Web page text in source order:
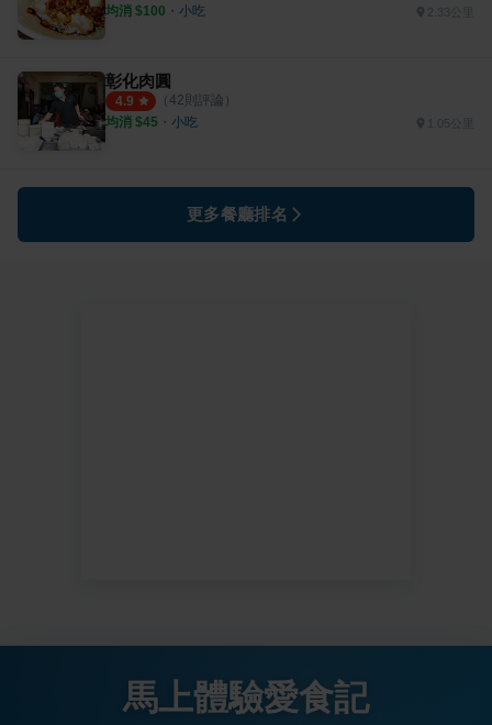
均消 $100 ・ 小吃
彰化肉圓
4.9 （ 42則評論）
均消 $45 ・ 小吃 1.05公里
更多餐廳排名
馬上體驗愛食記